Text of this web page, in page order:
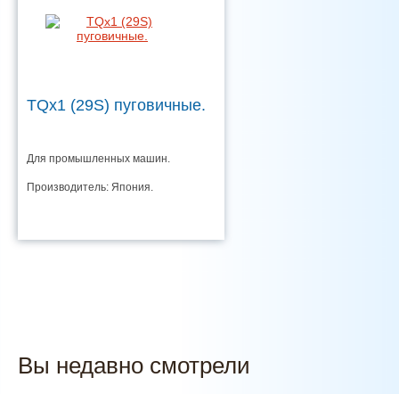
TQx1 (29S) пуговичные.
Для промышленных машин.
Производитель: Япония.
Вы недавно смотрели